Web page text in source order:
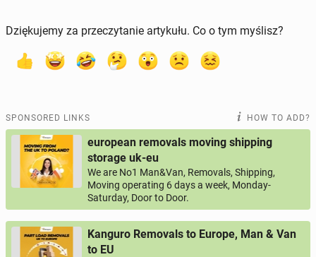
Dziękujemy za przeczytanie artykułu. Co o tym myślisz?
SPONSORED LINKS HOW TO ADD?
european removals moving shipping
storage uk-eu
We are No1 Man&Van, Removals, Shipping,
Moving operating 6 days a week, Monday-
Saturday, Door to Door.
Kanguro Removals to Europe, Man & Van
to EU